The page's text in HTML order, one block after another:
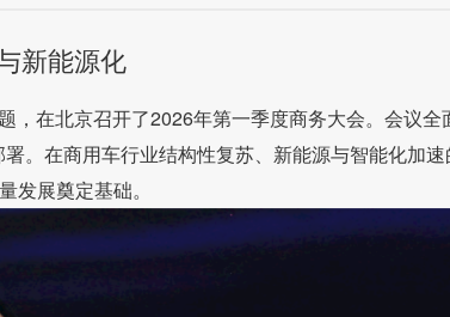
新能源化
，在北京召开了2026年第一季度商务大会。会议全
。在商用车行业结构性复苏、新能源与智能化加速
发展奠定基础。